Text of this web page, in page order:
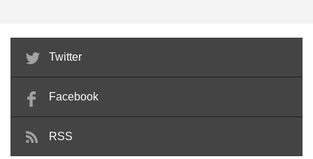
ビューティーアドバイザーとは？
独学でもなれる？仕事内容や…
Twitter
Facebook
RSS